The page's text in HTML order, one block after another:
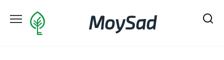
до
MoySad